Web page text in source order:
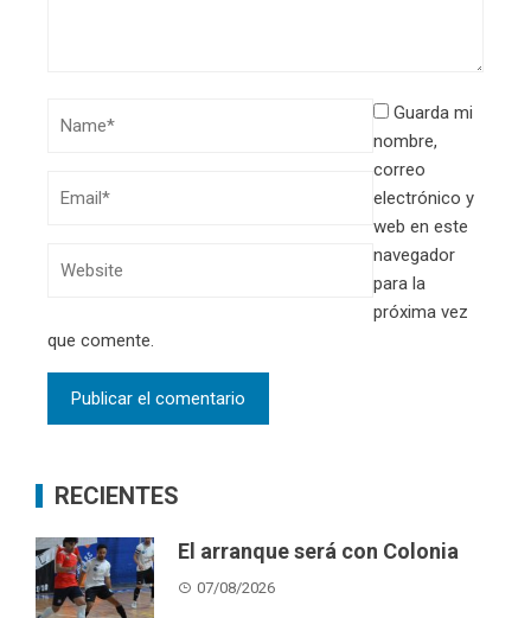
Guarda mi
nombre,
correo
electrónico y
web en este
navegador
para la
próxima vez
que comente.
RECIENTES
El arranque será con Colonia
07/08/2026